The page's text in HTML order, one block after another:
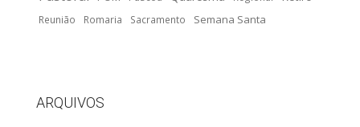
Reunião Romaria Sacramento Semana Santa
ARQUIVOS